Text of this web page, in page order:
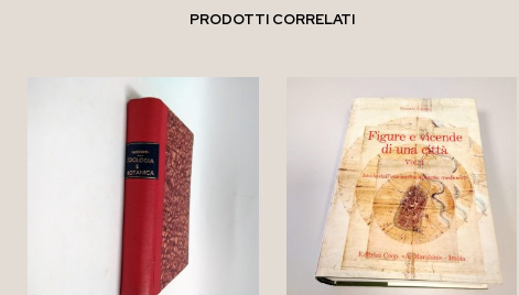
PRODOTTI CORRELATI